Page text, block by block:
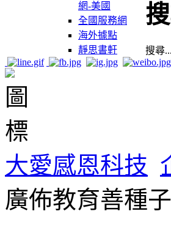
網-美國
全國服務網
海外據點
靜思書軒
搜尋...
大愛感恩科技
廣佈教育善種子